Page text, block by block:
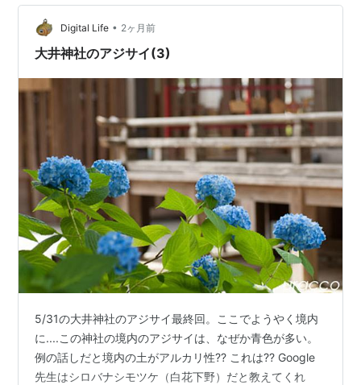
リックお願い致します。 ランキング参加中写真・カメラ
ランキング参加中京都 ランキング参加中花のある風景 ラ
ンキング参加中御朱印…
Digital Life • 2ヶ月前
大井神社のアジサイ(3)
5/31の大井神社のアジサイ最終回。ここでようやく境内
に....この神社の境内のアジサイは、なぜか青色が多い。
例の話しだと境内の土がアルカリ性?? これは?? Google
先生はシロバナシモツケ（白花下野）だと教えてくれ